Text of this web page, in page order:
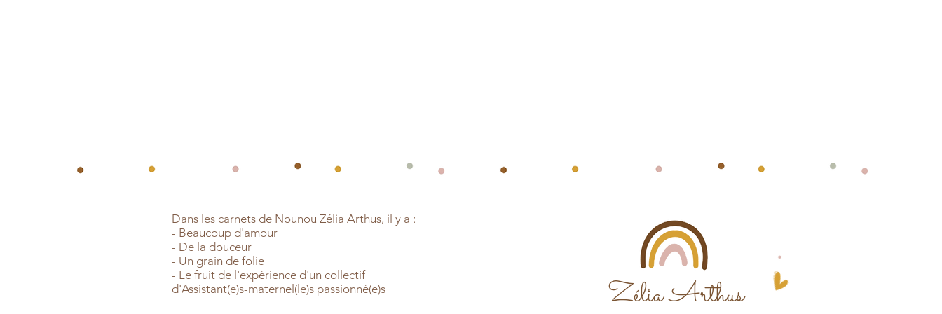
Zélia Arthus
Dans les carnets de Nounou Zélia Arthus, il y a :
- Beaucoup d'amour
- De la douceur
- Un grain de folie
- Le fruit de l'expérience d'un collectif
d'Assistant(e)s-maternel(le)s passionné(e)s